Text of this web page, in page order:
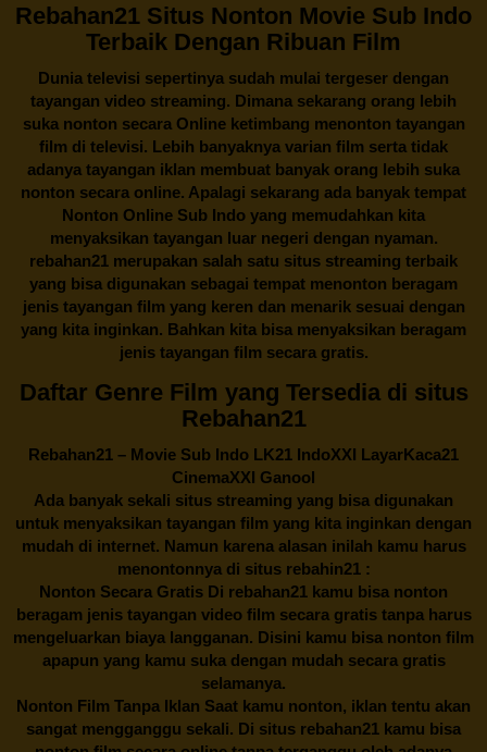
Rebahan21 Situs Nonton Movie Sub Indo
Terbaik Dengan Ribuan Film
Dunia televisi sepertinya sudah mulai tergeser dengan
tayangan video streaming. Dimana sekarang orang lebih
suka nonton secara Online ketimbang menonton tayangan
film di televisi. Lebih banyaknya varian film serta tidak
adanya tayangan iklan membuat banyak orang lebih suka
nonton secara online. Apalagi sekarang ada banyak tempat
Nonton Online Sub Indo yang memudahkan kita
menyaksikan tayangan luar negeri dengan nyaman.
rebahan21 merupakan salah satu situs streaming terbaik
yang bisa digunakan sebagai tempat menonton beragam
jenis tayangan film yang keren dan menarik sesuai dengan
yang kita inginkan. Bahkan kita bisa menyaksikan beragam
jenis tayangan film secara gratis.
Daftar Genre Film yang Tersedia di situs
Rebahan21
Rebahan21 – Movie Sub Indo LK21 IndoXXI LayarKaca21
CinemaXXI Ganool
Ada banyak sekali situs streaming yang bisa digunakan
untuk menyaksikan tayangan film yang kita inginkan dengan
mudah di internet. Namun karena alasan inilah kamu harus
menontonnya di situs rebahin21 :
Nonton Secara Gratis Di rebahan21 kamu bisa nonton
beragam jenis tayangan video film secara gratis tanpa harus
mengeluarkan biaya langganan. Disini kamu bisa nonton film
apapun yang kamu suka dengan mudah secara gratis
selamanya.
Nonton Film Tanpa Iklan Saat kamu nonton, iklan tentu akan
sangat mengganggu sekali. Di situs rebahan21 kamu bisa